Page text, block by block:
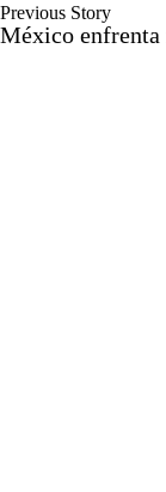
Previous Story
México enfrenta